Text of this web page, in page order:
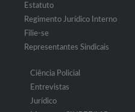
Estatuto
Regimento Jurídico Interno
Filie-se
Representantes Sindicais
Ciência Policial
Entrevistas
Jurídico